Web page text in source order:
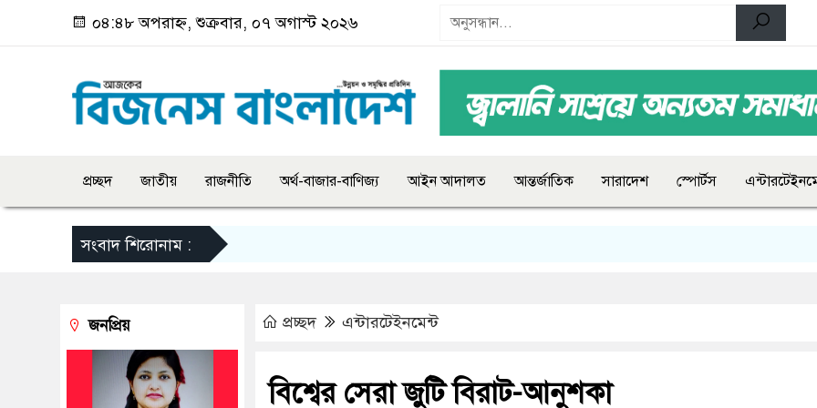
০৪:৪৮ অপরাহ্ন, শুক্রবার, ০৭ অগাস্ট ২০২৬
প্রচ্ছদ জাতীয় রাজনীতি অর্থ-বাজার-বাণিজ্য আইন আদালত আন্তর্জাতিক সারাদেশ স্পোর্টস
সংবাদ শিরোনাম :
প্রচ্ছদ এন্টারটেইনমেন্ট
বিশ্বের সেরা জুটি বিরাট-আনুশকা
জনপ্রিয়